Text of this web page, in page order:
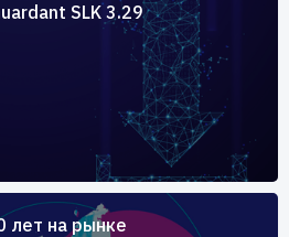
SLK 3.29
лет на рынке